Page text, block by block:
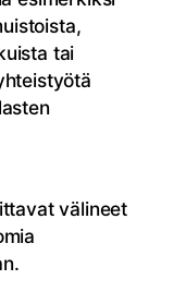
tai
välineet